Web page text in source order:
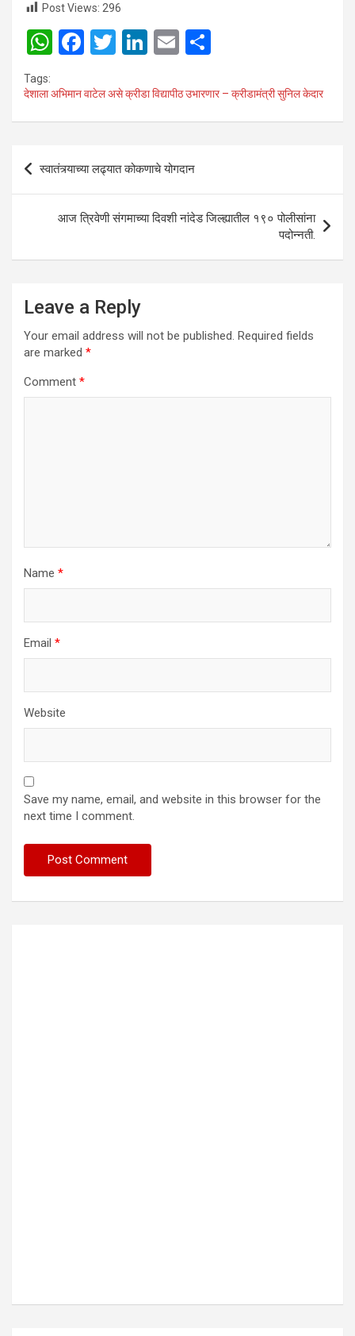
Post Views: 296
W
at
s
p
p
F
ce
b
o
k
T
tt
er
Li
ke
dI
E
ail ar
e
Tags:
देशाला अभिमान वाटेल असे क्रीडा विद्यापीठ उभारणार – क्रीडामंत्री सुनिल केदार
Post
navigation
स्वातंत्र्याच्या लढ्यात कोकणाचे योगदान
आज त्रिवेणी संगमाच्या दिवशी नांदेड जिल्ह्यातील १९० पोलीसांना
पदोन्नती.
Leave a Reply
Your email address will not be published. Required fields
are marked *
Comment *
Name *
Email *
Website
Save my name, email, and website in this browser for the
next time I comment.